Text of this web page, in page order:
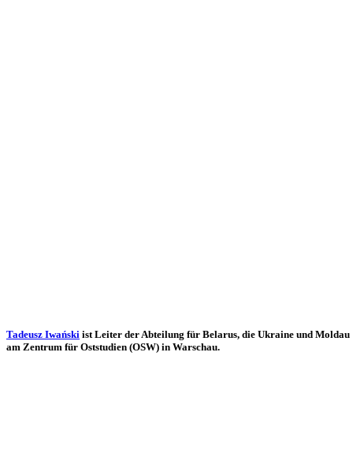
Tadeusz Iwański ist Leiter der Abtei­lung für Belarus, die Ukraine und Moldau
am Zentrum für Ost­stu­dien (OSW) in Warschau.